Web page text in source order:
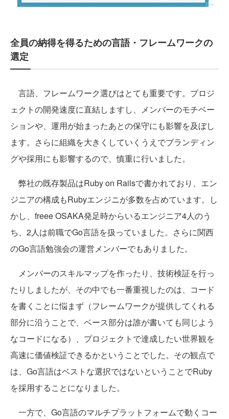
全員の納得を得るための言語・フレームワークの
選定
言語、フレームワーク選びはとても重要です。プロジ
ェクトの開発速度に直結しますし、メンバーのモチベー
ションや、運用が始まったあとの保守にも影響を及ぼし
ます。さらに組織を大きくしていくうえでブランディン
グや採用にも影響するので、慎重に行いました。
弊社の既存製品はRuby on Railsで書かれており、エン
ジニアの構成もRubyエンジニが多数を占めています。し
かし、freee OSAKA発足時からいるエンジニア4人のう
ち、2人は前職でGo言語を扱っていました。さらに関西
のGo言語勉強会の運営メンバーでもありました。
メンバーのスキルマップを作ったり、技術検証を行っ
たりしましたが、その中でも一番重視したのは、コード
を書くことに悩まず（フレームワークが提供してくれる
部分に沿うことで、ベース部分は誰が書いても同じよう
なコードになる）、プロジェクトで達成したい世界観を
高速に価値検証できるかということでした。その観点で
は、Go言語はベストな選択ではないということでRuby
を採用することになりました。
一方で、Go言語のマルチプラットフォームで動くコー